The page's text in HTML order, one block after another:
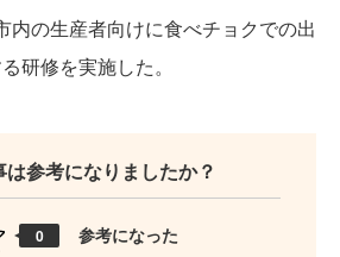
内の生産者向けに食べチョクでの出
研修を実施した。
は参考になりましたか？
0 参考になった